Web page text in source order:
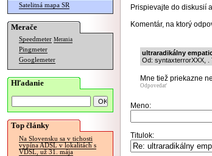
Satelitná mapa SR
Merače
Speedmeter Merania
Pingmeter
Googlemeter
Hľadanie
Top články
Na Slovensku sa v tichosti
vypína ADSL v lokalitách s
VDSL, už 31. mája
Prispievajte do diskusií
Komentár, na ktorý
ultraradikálny
Od: syntaxterrorXXX, .
Mne tiež priekazne
Odpovedať
Meno:
Titulok: